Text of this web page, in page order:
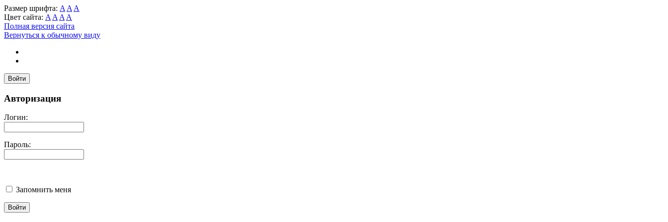
Размер шрифта: A A A
Цвет сайта: A A A A
Полная версия сайта
Вернуться к обычному виду
Войти
Авторизация
Логин:
Пароль:
Запомнить меня